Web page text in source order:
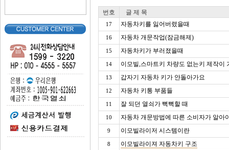
번호 글 제 목
17 자동차키를 잃어버렸을때
16 자동차 개문작업(잠금해제)
15 자동차키가 부러졌을때
14 이모빌,스마트키 차량도 없는키 제작이
13 갑자기 자동차 키가 안돌아가요
12 자동차 키통 부품들
11 잘 되던 열쇠가 뻑뻑할 때
10 자동차 개문방법에 따른 소비자가 알아
9 이모빌라이저 시스템이란
8 이모빌라이져 자동차키 구조